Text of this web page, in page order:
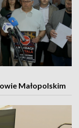
Małopolskim